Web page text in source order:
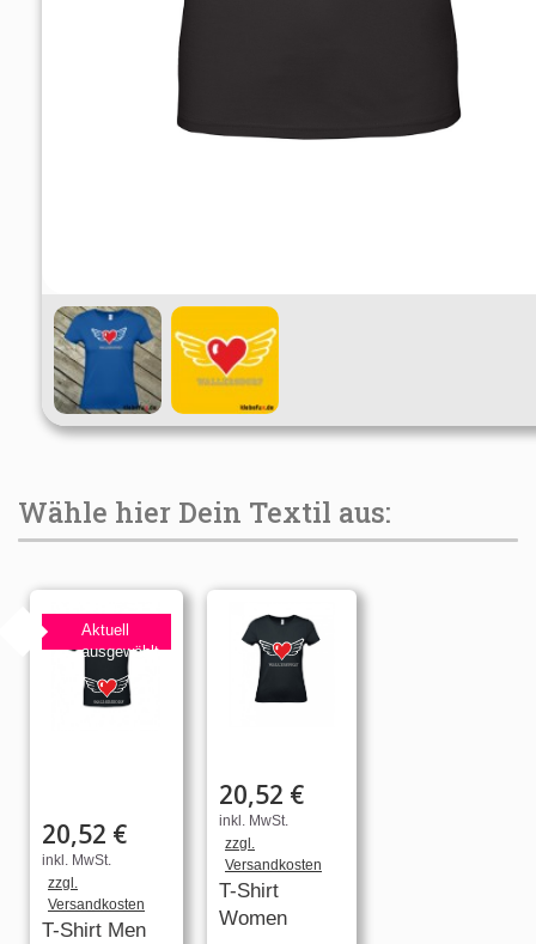
Wähle hier Dein Textil aus:
Aktuell
ausgewählt
20,52 €
inkl. MwSt.
zzgl.
Versandkosten
T-Shirt Men
20,52 €
inkl. MwSt.
zzgl.
Versandkosten
T-Shirt
Women